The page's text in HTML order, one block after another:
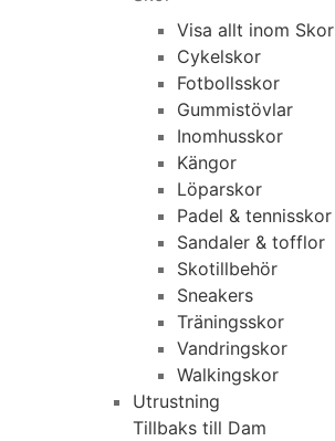
Visa allt inom Skor
Cykelskor
Fotbollsskor
Gummistövlar
Inomhusskor
Kängor
Löparskor
Padel & tennisskor
Sandaler & tofflor
Skotillbehör
Sneakers
Träningsskor
Vandringskor
Walkingskor
Utrustning
Tillbaks till Dam